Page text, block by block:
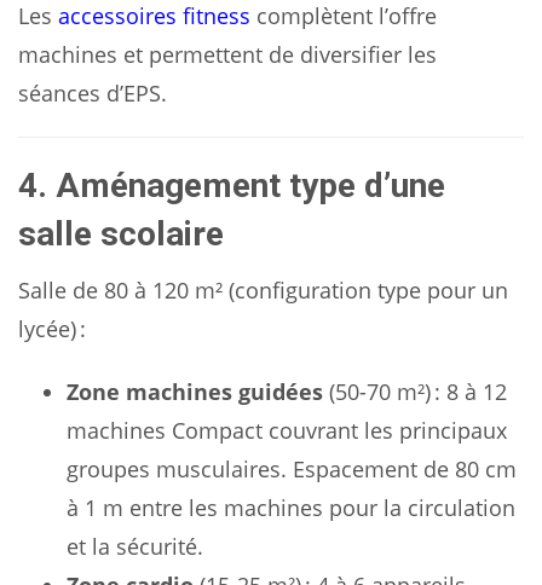
Les accessoires fitness complètent l’offre
machines et permettent de diversifier les
séances d’EPS.
4. Aménagement type d’une
salle scolaire
Salle de 80 à 120 m² (configuration type pour un
lycée) :
Zone machines guidées (50-70 m²) : 8 à 12
machines Compact couvrant les principaux
groupes musculaires. Espacement de 80 cm
à 1 m entre les machines pour la circulation
et la sécurité.